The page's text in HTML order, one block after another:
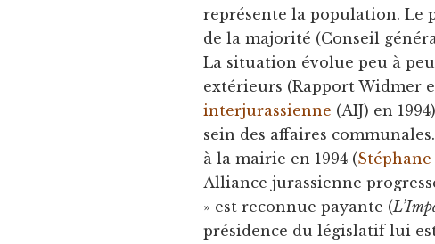
représente la population. Le
de la majorité (Conseil
La situation évolue peu à
extérieurs (Rapport Widmer
interjurassienne (AIJ) en
sein des affaires
à la mairie en 1994 (
Alliance jurassienne
» est reconnue payante (
présidence du législatif lui